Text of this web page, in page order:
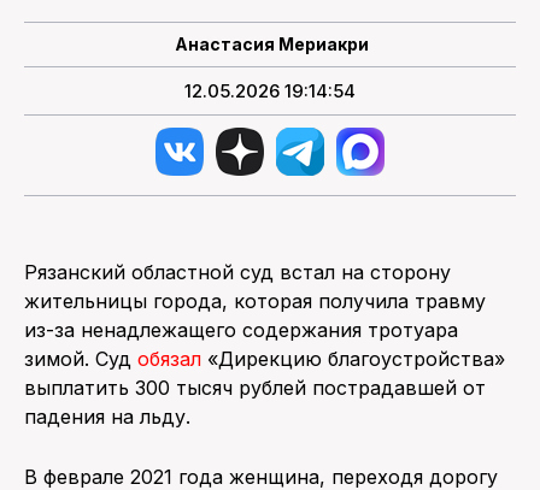
Анастасия Мериакри
12.05.2026 19:14:54
Рязанский областной суд встал на сторону
жительницы города, которая получила травму
из-за ненадлежащего содержания тротуара
зимой. Суд обязал «Дирекцию благоустройства»
выплатить 300 тысяч рублей пострадавшей от
падения на льду.
В феврале 2021 года женщина, переходя дорогу